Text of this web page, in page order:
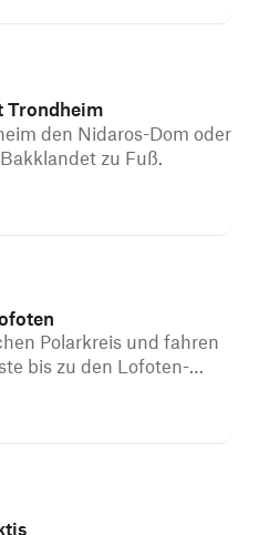
Trondheim
den Nidaros-Dom oder
zu Fuß.
Polarkreis und fahren
bis zu den Lofoten-